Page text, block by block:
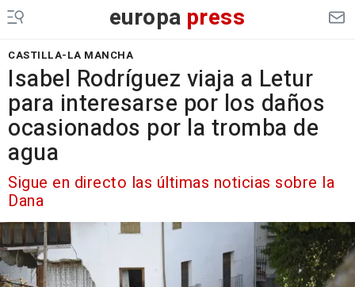
europa press
CASTILLA-LA MANCHA
Isabel Rodríguez viaja a Letur
para interesarse por los daños
ocasionados por la tromba de
agua
Sigue en directo las últimas noticias sobre la
Dana